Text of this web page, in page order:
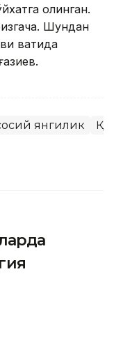
олинган.
Шундан
вақтида
янгилик ҚР